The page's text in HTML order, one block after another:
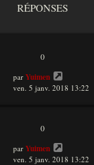
RÉPONSES
0
par Yuimen
ven. 5 janv. 2018 13:22
0
par Yuimen
ven. 5 janv. 2018 13:22